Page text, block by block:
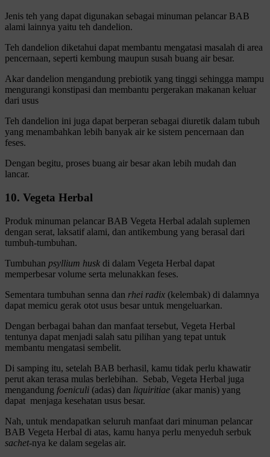
Jenis teh yang dapat digunakan sebagai minuman pelancar BAB
alami lainnya yaitu teh dandelion.
Teh dandelion diketahui dapat membantu mengatasi masalah di area
pencernaan, seperti kembung maupun susah buang air besar.
Akar dandelion mengandung prebiotik yang tinggi sehingga mampu
mengurangi konstipasi dan membantu pergerakan makanan keluar
dari usus
Teh dandelion ini juga dapat berperan sebagai diuretik dalam tubuh
yang menambahkan lebih banyak air ke sistem pencernaan dan
feses.
Dengan begitu, proses buang air besar akan lebih mudah dan
lancar.
10. Vegeta Herbal
Produk minuman pelancar BAB Vegeta Herbal adalah suplemen
dengan serat, laksatif alami, dan antikembung yang berasal dari
tumbuh-tumbuhan.
Tumbuhan psyllium husk di dalam Vegeta Herbal dapat
memperbesar volume serta melunakkan feses.
Sementara tumbuhan senna dan rhei radix (kelembak) di dalamnya
dapat memicu gerak otot usus besar untuk mengeluarkan.
Dengan berbagai bahan dan manfaat tersebut, Vegeta Herbal
tentunya dapat menjadi salah satu pilihan yang tepat untuk
membantu mengatasi sembelit.
Di samping itu, setelah BAB berhasil, kamu tidak perlu khawatir
perut akan terasa mulas berlebihan. Sebab, Vegeta Herbal juga
mengandung foeniculi (adas) dan liquiritiae (akar manis) yang
dapat menjaga kesehatan usus besar.
Nah, untuk mendapatkan seluruh manfaat dari minuman pelancar
BAB Vegeta Herbal di atas, kamu hanya perlu menyeduh serbuk
sachet-nya ke dalam segelas air.